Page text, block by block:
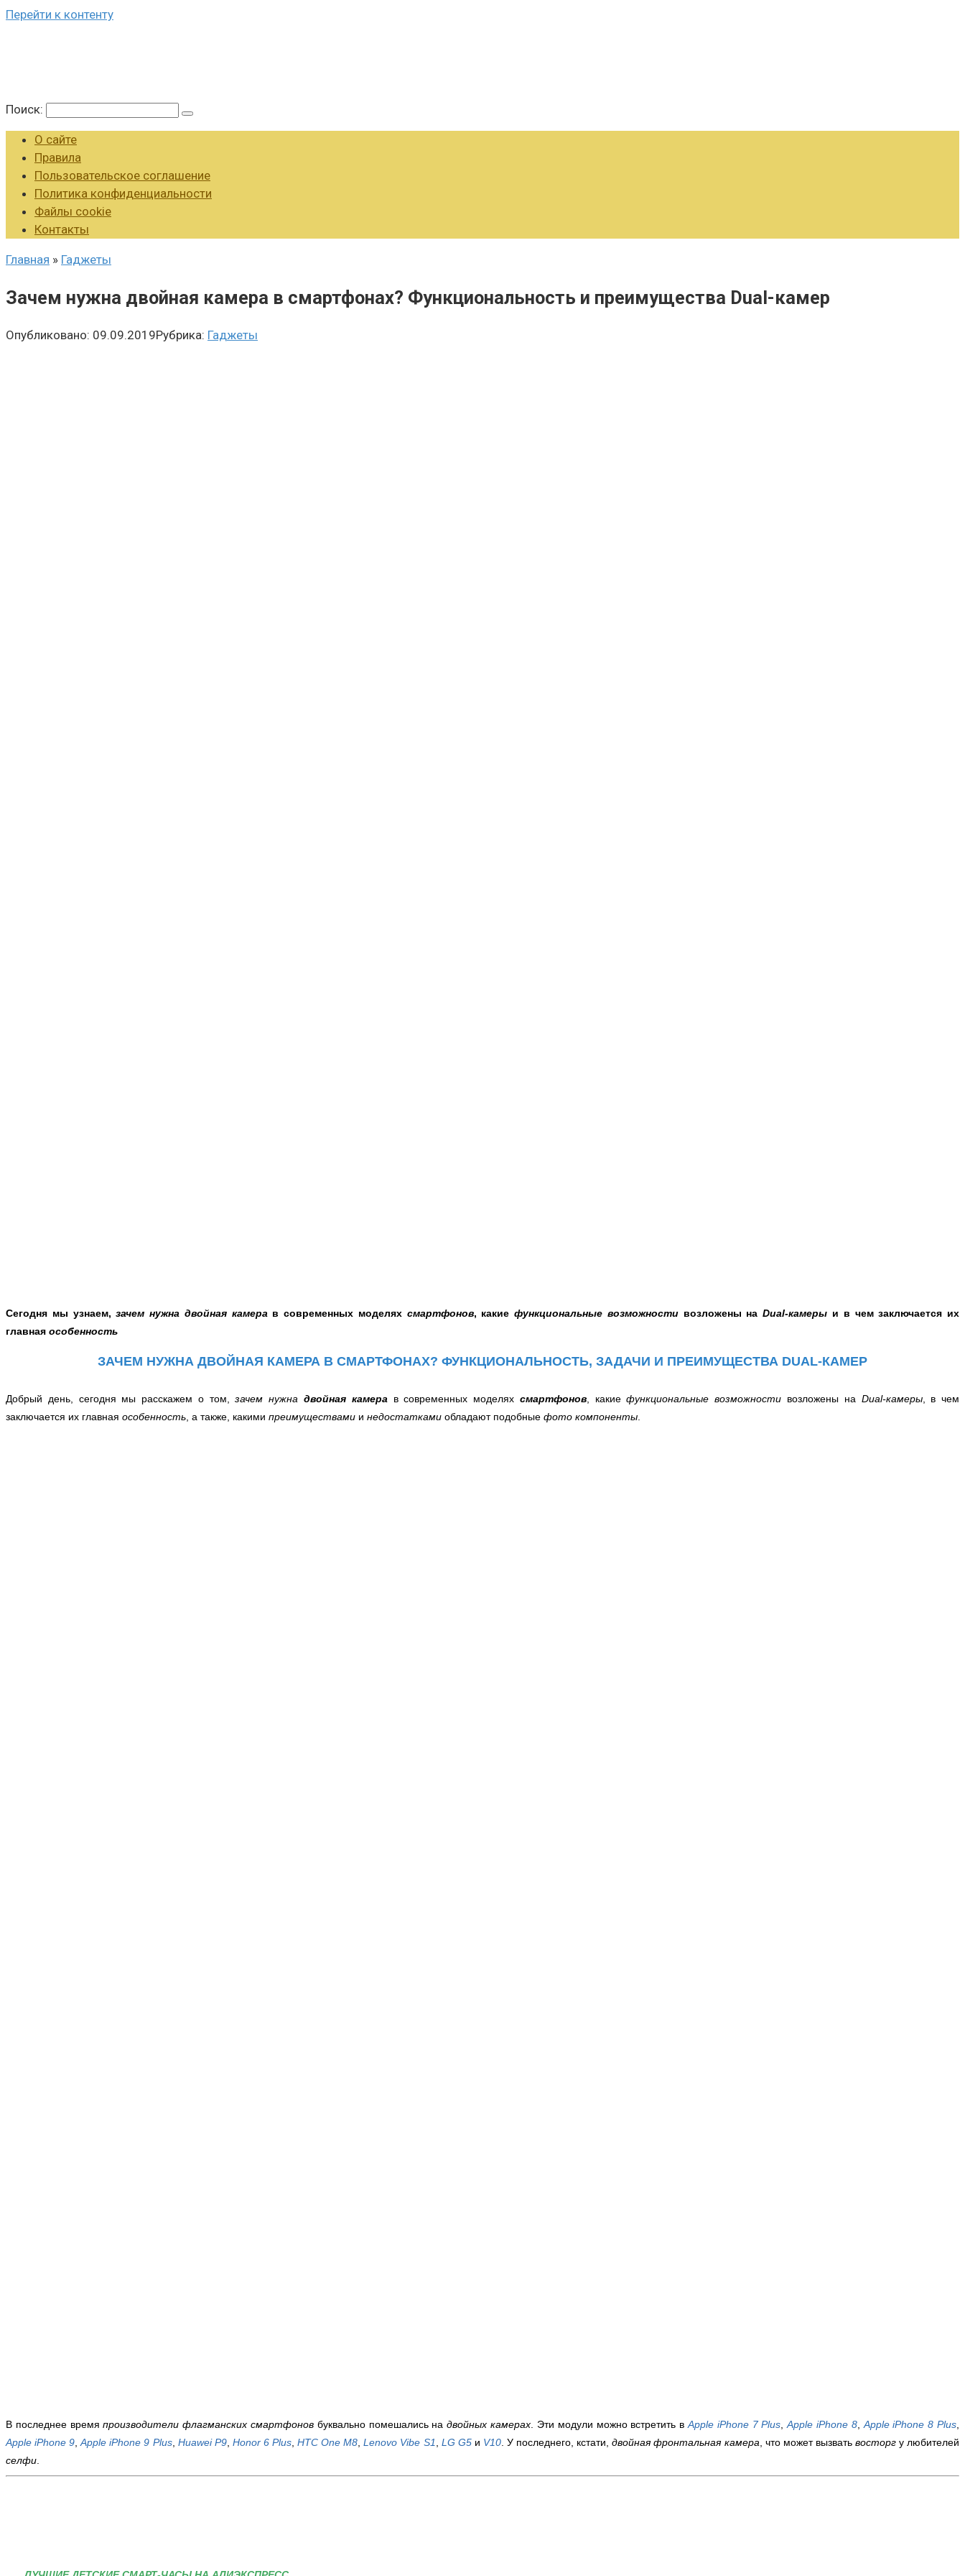
Перейти к контенту
Поиск:
О сайте
Правила
Пользовательское соглашение
Политика конфиденциальности
Файлы cookie
Контакты
Главная » Гаджеты
Зачем нужна двойная камера в смартфонах? Функциональность и преимущества Dual-камер
Опубликовано: 09.09.2019Рубрика: Гаджеты
Сегодня мы узнаем,зачем нужна двойная камерав современных моделях смартфонов, какиефункциональные возможностивозложены наDual-камеры и в чем заключается их
главная особенность
ЗАЧЕМ НУЖНА ДВОЙНАЯ КАМЕРА В СМАРТФОНАХ? ФУНКЦИОНАЛЬНОСТЬ, ЗАДАЧИ И ПРЕИМУЩЕСТВА DUAL-КАМЕР
Добрый день, сегодня мы расскажем о том,зачем нужна двойная камерав современных моделях смартфонов, какиефункциональные возможности возложены на Dual-камеры, в чем
заключается их главная особенность, а также, какими преимуществами и недостатками обладают подобные фото компоненты.
В последнее времяпроизводители флагманских смартфонов буквально помешались надвойных камерах. Эти модули можно встретить вApple iPhone 7 Plus,Apple iPhone 8,Apple iPhone 8 Plus,
Apple iPhone 9, Apple iPhone 9 Plus, Huawei P9, Honor 6 Plus,HTC One M8,Lenovo Vibe S1, LG G5и V10. У последнего, кстати,двойная фронтальная камера, что может вызвать восторг у любителей
селфи.